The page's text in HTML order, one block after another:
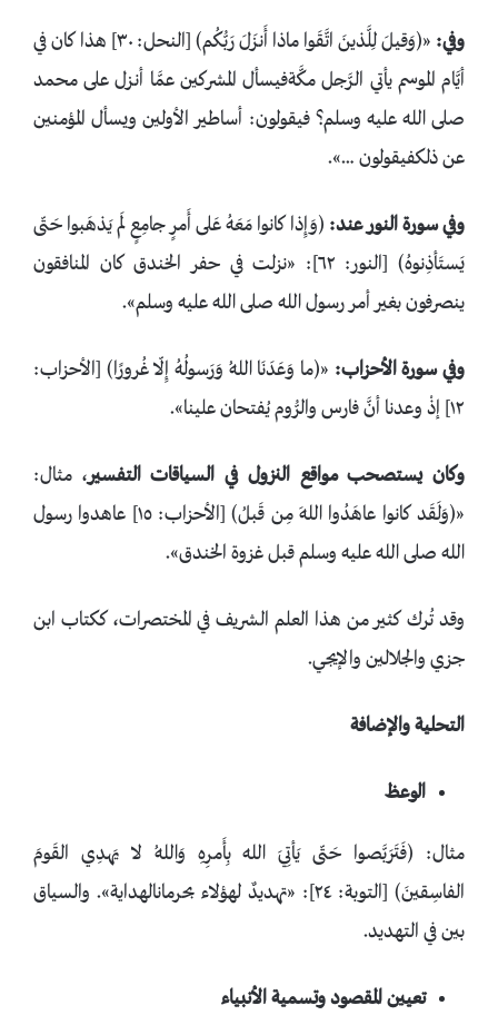
وفي:
«﴿وَقيلَ لِلَّذينَ اتَّقَوا ماذا أَنزَلَ رَبُّكُم﴾ [النحل: ٣٠] هذا كان في
أيَّام الموسم يأتي الرَّجل مكَّةفيسأل المشركين عمَّا أنزل على محمد
صلى الله عليه وسلم؟ فيقولون: أساطير الأولين ويسأل المؤمنين
عن ذلكفيقولون …».
وفي سورة النور عند: ﴿وَإِذا كانوا مَعَهُ عَلى أَمرٍ جامِعٍ لَم يَذهَبوا حَتّى
يَستَأذِنوهُ﴾ [النور: ٦٢]: «نزلت في حفر الخندق كان المنافقون
ينصرفون بغير أمر رسول الله صلى الله عليه وسلم».
وفي سورة الأحزاب: «﴿ما وَعَدَنَا اللهُ وَرَسولُهُ إِلّا غُرورًا﴾ [الأحزاب:
١٢] إذْ وعدنا أنَّ فارس والرُّوم يُفتحان علينا».
وكان يستصحب مواقع النزول في السياقات التفسير، مثال:
«﴿وَلَقَد كانوا عاهَدُوا اللهَ مِن قَبلُ﴾ [الأحزاب: ١٥] عاهدوا رسول
الله صلى الله عليه وسلم قبل غزوة الخندق».
وقد تُرك كثير من هذا العلم الشريف في المختصرات، ككتاب ابن
جزي والجلالين والإيجي.
التحلية والإضافة
الوعظ
مثال: ﴿فَتَرَبَّصوا حَتّى يَأتِيَ الله بِأَمرِهِ وَاللهُ لا يَهدِي القَومَ
الفاسِقينَ﴾ [التوبة: ٢٤]: «تهديدٌ لهؤلاء بحرمانالهداية». والسياق
بين في التهديد.
تعيين المقصود وتسمية الأنبياء